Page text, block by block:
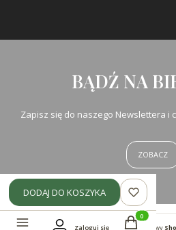
BĄDŹ NA
Zapisz się do naszego Newslettera i
ZOBACZ
Sklep internetowy
DODAJ DO KOSZYKA
Zaloguj się
Produkty w